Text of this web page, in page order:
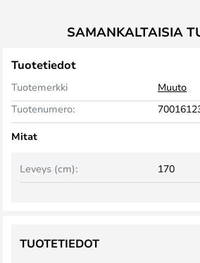
SAMANKALTAISIA
Tuotetiedot
Tuotemerkki
Muuto
Tuotenumero:
Mitat
Leveys (cm): 170
TUOTETIEDOT